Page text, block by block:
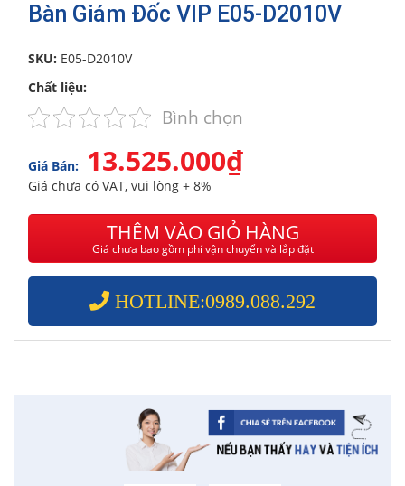
Bàn Giám Đốc VIP E05-D2010V
SKU: E05-D2010V
Chất liệu:
Bình chọn
Giá Bán: 13.525.000₫
Giá chưa có VAT, vui lòng + 8%
THÊM VÀO GIỎ HÀNG
Giá chưa bao gồm phí vận chuyển và lắp đặt
HOTLINE:0989.088.292